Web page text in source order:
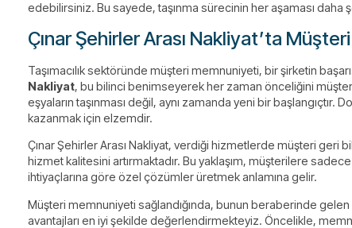
edebilirsiniz. Bu sayede, taşınma sürecinin her aşaması daha
Çınar Şehirler Arası Nakliyat’ta
Taşımacılık sektöründe müşteri memnuniyeti, bir şirketin
Nakliyat, bu bilinci benimseyerek her zaman önceliğini
eşyaların taşınması değil, aynı zamanda yeni bir
kazanmak için elzemdir.
Çınar Şehirler Arası Nakliyat, verdiği hizmetlerde müşteri
hizmet kalitesini artırmaktadır. Bu yaklaşım, müşterilere
ihtiyaçlarına göre özel çözümler üretmek anlamına gelir.
Müşteri memnuniyeti sağlandığında, bunun beraberinde gelen
avantajları en iyi şekilde değerlendirmekteyiz. Öncelikle,